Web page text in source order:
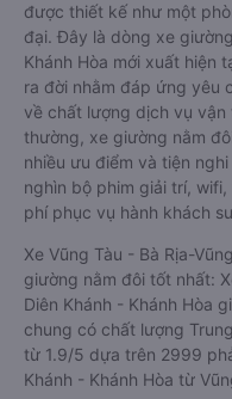
được thiết kế như một
đại. Đây là dòng xe
Khánh Hòa mới xuất hiện
ra đời nhằm đáp ứng yêu
về chất lượng dịch vụ
thường, xe giường nằm
nhiều ưu điểm và tiện
nghìn bộ phim giải trí,
phí phục vụ hành khách
Xe Vũng Tàu - Bà Rịa-
giường nằm đôi tốt nhất:
Diên Khánh - Khánh Hòa
chung có chất lượng
từ 1.9/5 dựa trên 2999
Khánh - Khánh Hòa từ